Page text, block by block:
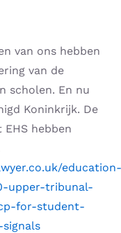
van ons hebben
van de
scholen. En nu
Koninkrijk. De
hebben
education-
upper-tribunal-
for-student-